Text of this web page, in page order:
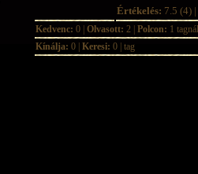
Értékelés: 7.5 (4)
Kedvenc: 0 | Olvasott: 2 | Polcon: 1 tagnál
Kínálja: 0 | Keresi: 0 | tag